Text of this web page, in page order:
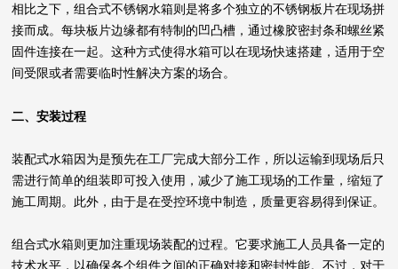
相比之下，组合式不锈钢水箱则是将多个独立的不锈钢板片在现场拼
接而成。每块板片边缘都有特制的凹凸槽，通过橡胶密封条和螺丝紧
固件连接在一起。这种方式使得水箱可以在现场快速搭建，适用于空
间受限或者需要临时性解决方案的场合。
二、安装过程
装配式水箱因为是预先在工厂完成大部分工作，所以运输到现场后只
需进行简单的组装即可投入使用，减少了施工现场的工作量，缩短了
施工周期。此外，由于是在受控环境中制造，质量更容易得到保证。
组合式水箱则更加注重现场装配的过程。它要求施工人员具备一定的
技术水平，以确保各个组件之间的正确对接和密封性能。不过，对于